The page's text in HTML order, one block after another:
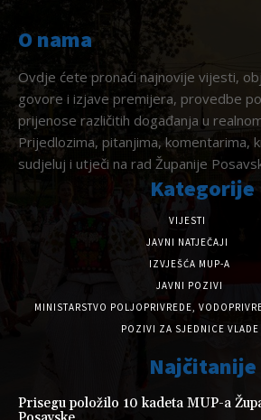
O nama
Ovdje ćete pronaći najnovije vijesti,
govore i izjave premijera, provedbe
prijenose različitih događanja u
Prijedlozima, pitanjima, komentarima,
sudjeluj i utječi na rad Županije
Kategorije
VIJESTI
JAVNI NATJEČAJI
IZVJEŠĆA MUP-A
JAVNI POZIVI
MINISTARSTVO POLJOPRIVREDE,
POZIVI ZA SJEDNICE VLADE
Najčitanije
Prisegu položilo 10 kadeta MUP-a